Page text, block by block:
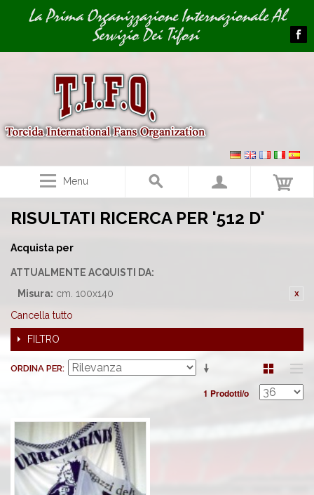
Image 01La Prima Organizzazione Internazionale Al
Servizio Dei Tifosi
Menu
RISULTATI RICERCA PER '512 D'
Acquista per
ATTUALMENTE ACQUISTI DA:
Misura: cm. 100x140
Cancella tutto
FILTRO
ORDINA PER
1 Prodotti/o